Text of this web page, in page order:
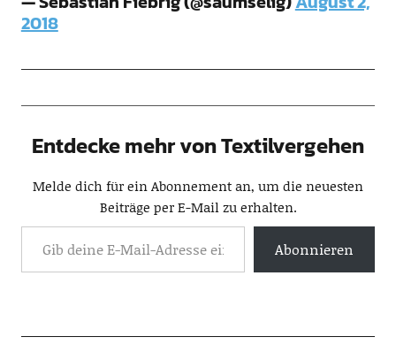
2018
Entdecke mehr von Textilvergehen
Melde dich für ein Abonnement an, um die neuesten
Beiträge per E-Mail zu erhalten.
Abonnieren